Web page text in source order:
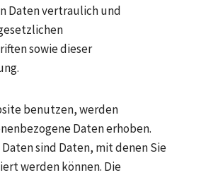
Daten vertraulich und
sowie dieser
benutzen, werden
Daten erhoben.
sind Daten, mit denen Sie
werden können. Die